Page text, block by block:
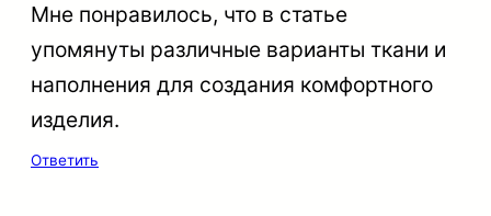
Мне понравилось, что в статье
упомянуты различные варианты ткани и
наполнения для создания комфортного
изделия.
Ответить